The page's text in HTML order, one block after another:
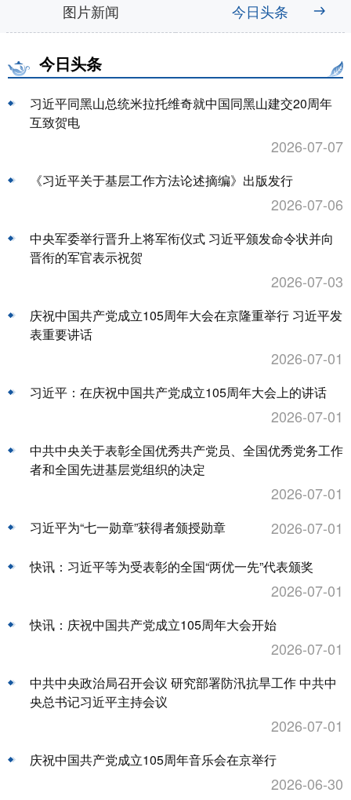
图片新闻 今日头条
今日头条
习近平同黑山总统米拉托维奇就中国同黑山建交20周年
互致贺电
2026-07-07
《习近平关于基层工作方法论述摘编》出版发行
2026-07-06
中央军委举行晋升上将军衔仪式 习近平颁发命令状并向
晋衔的军官表示祝贺
2026-07-03
庆祝中国共产党成立105周年大会在京隆重举行 习近平发
表重要讲话
2026-07-01
习近平：在庆祝中国共产党成立105周年大会上的讲话
2026-07-01
中共中央关于表彰全国优秀共产党员、全国优秀党务工作
者和全国先进基层党组织的决定
2026-07-01
习近平为“七一勋章”获得者颁授勋章 2026-07-01
快讯：习近平等为受表彰的全国“两优一先”代表颁奖
2026-07-01
快讯：庆祝中国共产党成立105周年大会开始
2026-07-01
中共中央政治局召开会议 研究部署防汛抗旱工作 中共中
央总书记习近平主持会议
2026-07-01
庆祝中国共产党成立105周年音乐会在京举行
2026-06-30